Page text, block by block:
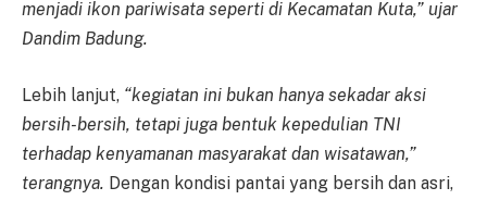
menjadi ikon pariwisata seperti di Kecamatan Kuta,” ujar
Dandim Badung.
Lebih lanjut, “kegiatan ini bukan hanya sekadar aksi
bersih-bersih, tetapi juga bentuk kepedulian TNI
terhadap kenyamanan masyarakat dan wisatawan,”
terangnya. Dengan kondisi pantai yang bersih dan asri,